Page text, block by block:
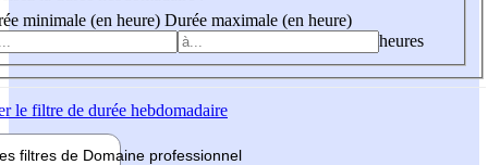
minimale (en heure) Durée maximale (en heure)
heures
le filtre de durée hebdomadaire
filtres de Domaine professionnel